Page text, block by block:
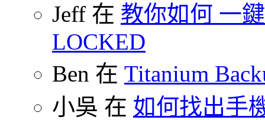
Jeff 在 教你如何 一
LOCKED
Ben 在 Titanium
小吳 在 如何找出手